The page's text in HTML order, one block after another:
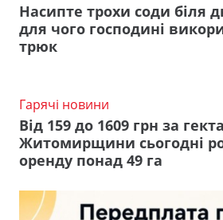
Насипте трохи соди біля
для чого господині
трюк
Гарячі новини
Від 159 до 1609 грн за
Житомирщини сьогодні
оренду понад 49 га